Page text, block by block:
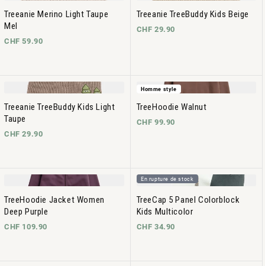
Treeanie Merino Light Taupe
Mel
CHF 59.90
Treeanie TreeBuddy Kids Beige
CHF 29.90
Treeanie TreeBuddy Kids Light
Taupe
CHF 29.90
Homme style
TreeHoodie Walnut
CHF 99.90
TreeHoodie Jacket Women
Deep Purple
CHF 109.90
En rupture de stock
TreeCap 5 Panel Colorblock
Kids Multicolor
CHF 34.90